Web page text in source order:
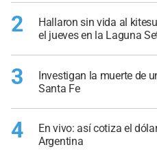
2
Hallaron sin vida al
el jueves en la Laguna
3
Investigan la muerte de
Santa Fe
4
En vivo: así cotiza el
Argentina